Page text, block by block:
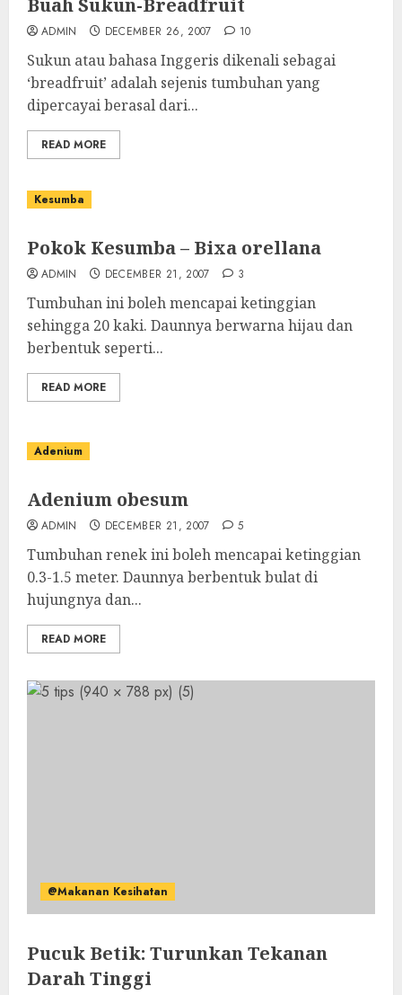
Buah Sukun-Breadfruit
ADMIN DECEMBER 26, 2007 10
Sukun atau bahasa Inggeris dikenali sebagai
‘breadfruit’ adalah sejenis tumbuhan yang
dipercayai berasal dari...
READ MORE
Kesumba
Pokok Kesumba – Bixa orellana
ADMIN DECEMBER 21, 2007 3
Tumbuhan ini boleh mencapai ketinggian
sehingga 20 kaki. Daunnya berwarna hijau dan
berbentuk seperti...
READ MORE
Adenium
Adenium obesum
ADMIN DECEMBER 21, 2007 5
Tumbuhan renek ini boleh mencapai ketinggian
0.3-1.5 meter. Daunnya berbentuk bulat di
hujungnya dan...
READ MORE
@Makanan Kesihatan
Pucuk Betik: Turunkan Tekanan
Darah Tinggi